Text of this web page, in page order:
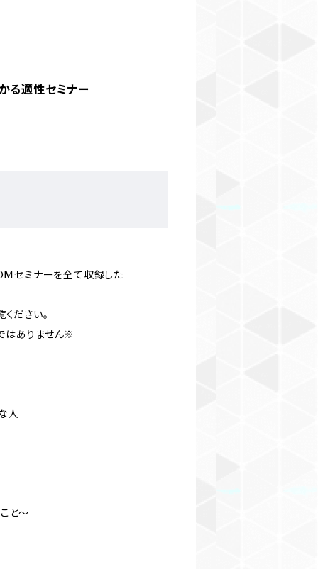
る適性セミナー
セミナーを全て収録した
ださい。
はありません※
人
と～